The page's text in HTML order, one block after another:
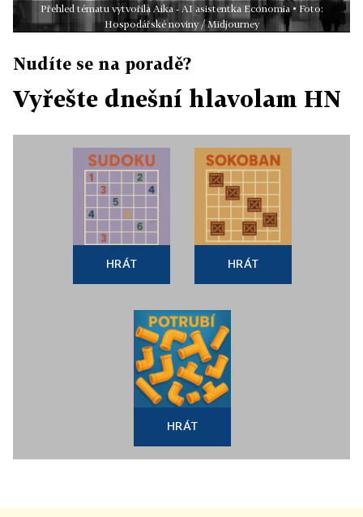
Přehled tématu vytvořila Aika - AI asistentka Economia • Foto:
Hospodářské noviny / Midjourney
Nudíte se na poradě?
Vyřešte dnešní hlavolam HN
HRÁT HRÁT
HRÁT